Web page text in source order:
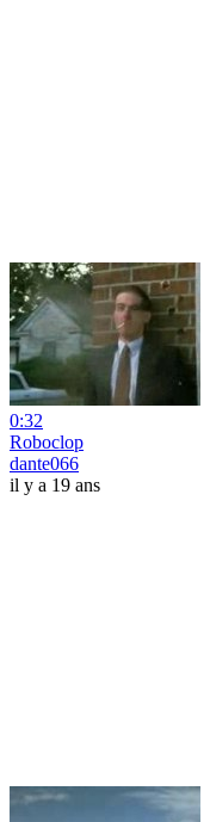
0:32
Roboclop
dante066
il y a 19 ans